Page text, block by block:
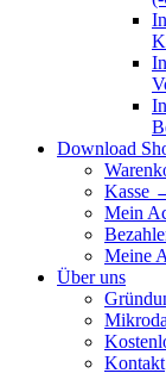
Download
Kasse
Mein
Meine
Über uns
Kontakt